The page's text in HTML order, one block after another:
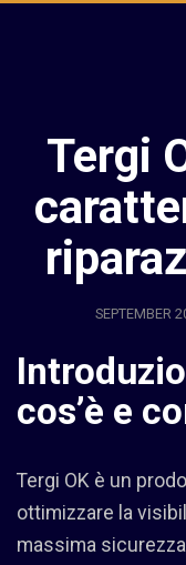
Tergi
SEPTEMBER
cos’è e
Tergi OK è un
ottimizzare la
massima